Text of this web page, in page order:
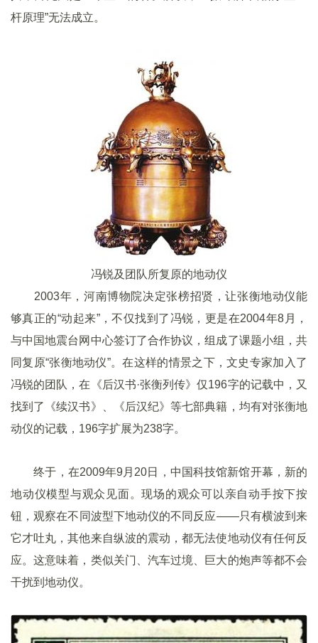
杆原理”无法成立。
冯锐及团队所复原的地动仪
2003年，河南博物院决定张榜招贤，让张衡地动仪能
够真正的“动起来”，不仅找到了冯锐，更是在2004年8月，
与中国地震台网中心签订了合作协议，组成了课题小组，共
同复原“张衡地动仪”。在这样的情景之下，文史专家加入了
冯锐的团队，在《后汉书·张衡列传》仅196字的记载中，又
找到了《续汉书》、《后汉纪》等七部典籍，均有对张衡地
动仪的记载，196字扩展为238字。
终于，在2009年9月20日，中国科技馆新馆开幕，新的
地动仪模型与观众见面。现场的观众可以亲自动手按下按
钮，观察在不同波型下地动仪的不同反应——只有横波到来
它才吐丸，其他来自纵波的震动，都无法使地动仪有任何反
应。这意味着，类似关门、汽车过境、巨大的炮声等都不会
干扰到地动仪。